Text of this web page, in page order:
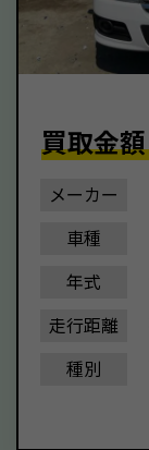
買取金
メーカー
車種
年式
走行距離
種別